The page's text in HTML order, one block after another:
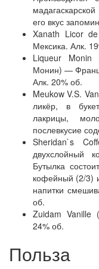
его вкус
Xanath Licor
Мексика. Алк.
Liqueur Monin
Монин) —
Алк. 20% об.
Meukow V.S.
ликёр, в
лакрицы,
послевкусие
Sheridan`s
двухслойный
Бутылка
кофейный (2/3)
напитки
об.
Zuidam Vanille
24% об.
Польза